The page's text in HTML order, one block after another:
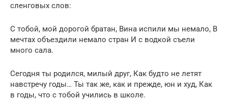
сленговых слов:
С тобой, мой дорогой братан, Вина испили мы немало, В
мечтах объездили немало стран И с водкой съели
много сала.
Сегодня ты родился, милый друг, Как будто не летят
навстречу годы… Ты так же, как и прежде, юн и худ, Как
в годы, что с тобой учились в школе.